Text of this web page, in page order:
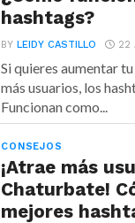
hashtags?
BYLEIDY CASTILLO 22
Si quieres aumentar
más usuarios, los
Funcionan como...
CONSEJOS
¡Atrae más
Chaturbate!
mejores